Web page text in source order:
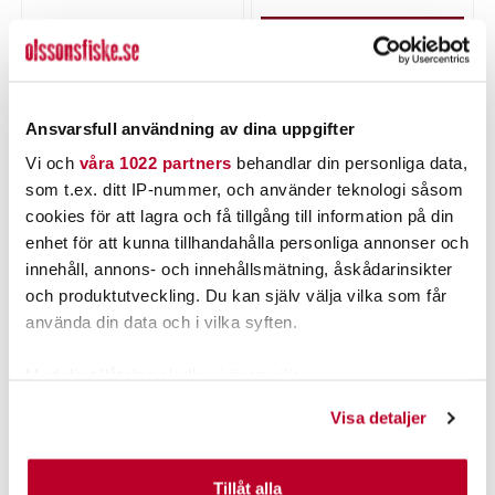
Ansvarsfull användning av dina uppgifter
Vi och våra 1022 partners behandlar din personliga data,
som t.ex. ditt IP-nummer, och använder teknologi såsom
cookies för att lagra och få tillgång till information på din
enhet för att kunna tillhandahålla personliga annonser och
innehåll, annons- och innehållsmätning, åskådarinsikter
och produktutveckling. Du kan själv välja vilka som får
använda din data och i vilka syften.
Identifiera din enhet genom att aktivt skanna den för
specifika kännetecken (fingeravtryck)
Visa detaljer
Tillåt alla
Tillfälligt slut LÄGG I VARUKORGEN
PRODUKTBESKRIVNING
POPULÄRT JUST NU